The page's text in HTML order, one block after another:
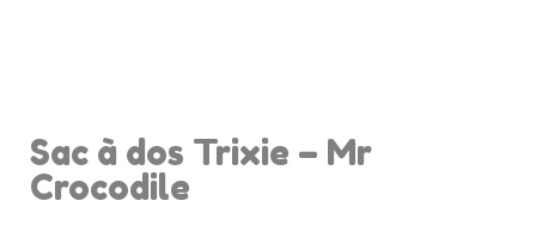
Sac à dos Trixie – Mr
Crocodile